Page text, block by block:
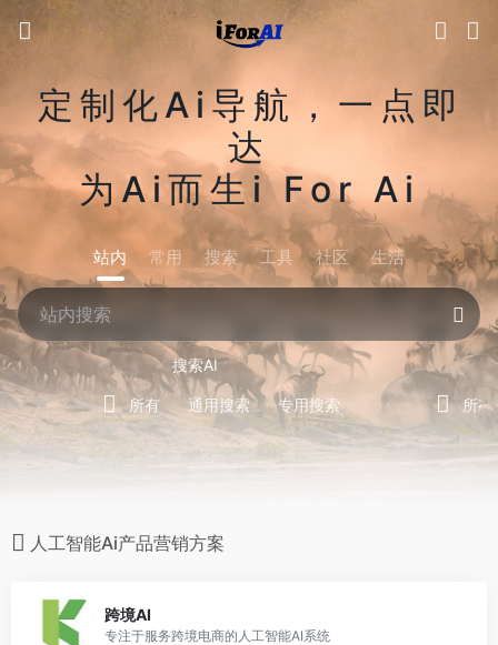
定制化Ai导航，一点即
达
为Ai而生i For Ai
站内 常用 搜索 工具 社区 生活
搜索AI
所有 通用搜索 专用搜索 所有
人工智能Ai产品营销方案
跨境AI
专注于服务跨境电商的人工智能AI系统